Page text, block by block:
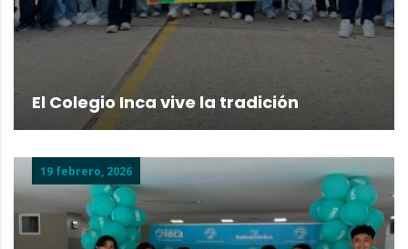
El Colegio Inca vive la tradición
19 febrero, 2026